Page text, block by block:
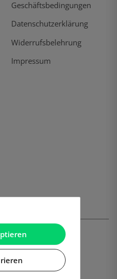
Geschäftsbedingungen
Datenschutzerklärung
Widerrufsbelehrung
Impressum